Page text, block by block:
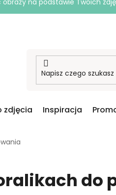
na podstawie Twoich
zdjęcia Inspiracja
do